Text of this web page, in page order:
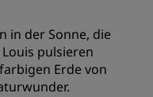
in der Sonne, die
pulsieren
Erde von